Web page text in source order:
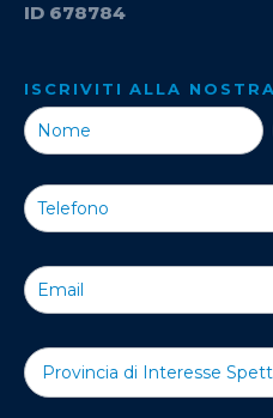
ID 678784
ISCRIVITI ALLA
Iscriviti alla